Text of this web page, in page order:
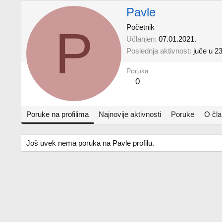
P
Pavle
Početnik
Učlanjen 07.01.2021.
Poslednja aktivnost juče u
Poruka
0
Poruke na profilima Najnovije aktivnosti Poruke O
Još uvek nema poruka na Pavle profilu.